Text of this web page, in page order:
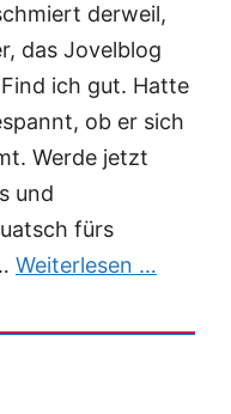
derweil,
das Jovelblog
ich gut. Hatte
ob er sich
Werde jetzt
und
fürs
Weiterlesen …